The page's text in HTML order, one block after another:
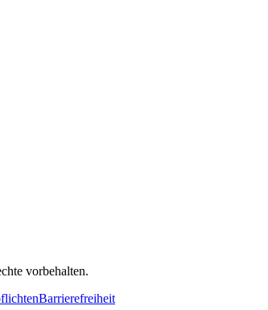
vorbehalten.
Barrierefreiheit